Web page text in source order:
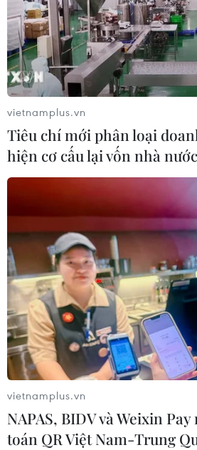
vietnamplus.vn
Tiêu chí mới phân loại
hiện cơ cấu lại vốn nhà nước
vietnamplus.vn
NAPAS, BIDV và Weixin
toán QR Việt Nam-Trung